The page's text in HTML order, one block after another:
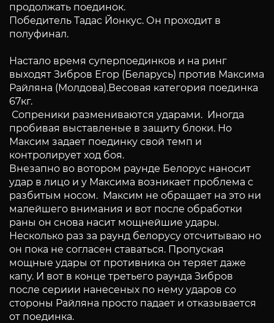
продолжать поединок.
Победитель Тадас Йонкус. Он проходит в
полуфинал.
Настало время суперпоединков и на ринг
выходят Зибров Егор (Беларусь) против Максима
Райляна (Молдова).Весовая категория поединка
67кг.
Сопреники размениваются ударами. Иногда
пробивая выставленые в защиту блоки. Но
Максим задает поединку свой темп и
контролирует ход боя.
Внезапно во вотором раунде Белорус наносит
удар в лицо и у Максима возникает проблема с
разбитым носом. Максим не обращает на это ни
малейшего внимания и вот после обработки
раны он снова насит мощнейшие удары.
Несколько раз за раунд белорусу отсчитываю но
он пока не согласен ставаться. Пропуская
мощные удары от противника он теряет даже
капу. И вот в конце третьего раунда Зибров
после сериии нанесеных по нему ударов со
стороны Райляна просто падает и отказывается
от поединка.